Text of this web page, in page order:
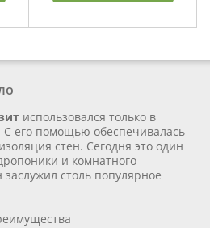
использовался только в
его помощью обеспечивалась
стен. Сегодня это один
и комнатного
столь популярное